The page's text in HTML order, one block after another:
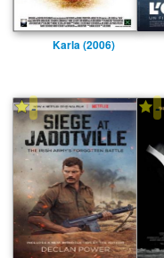
Karla (2006)
- -